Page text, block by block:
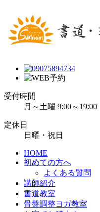
受付時間
月～土曜 9:00～19:00
定休日
日曜・祝日
HOME
初めての方へ
よくある質問
講師紹介
書道教室
骨盤調整ヨガ教室